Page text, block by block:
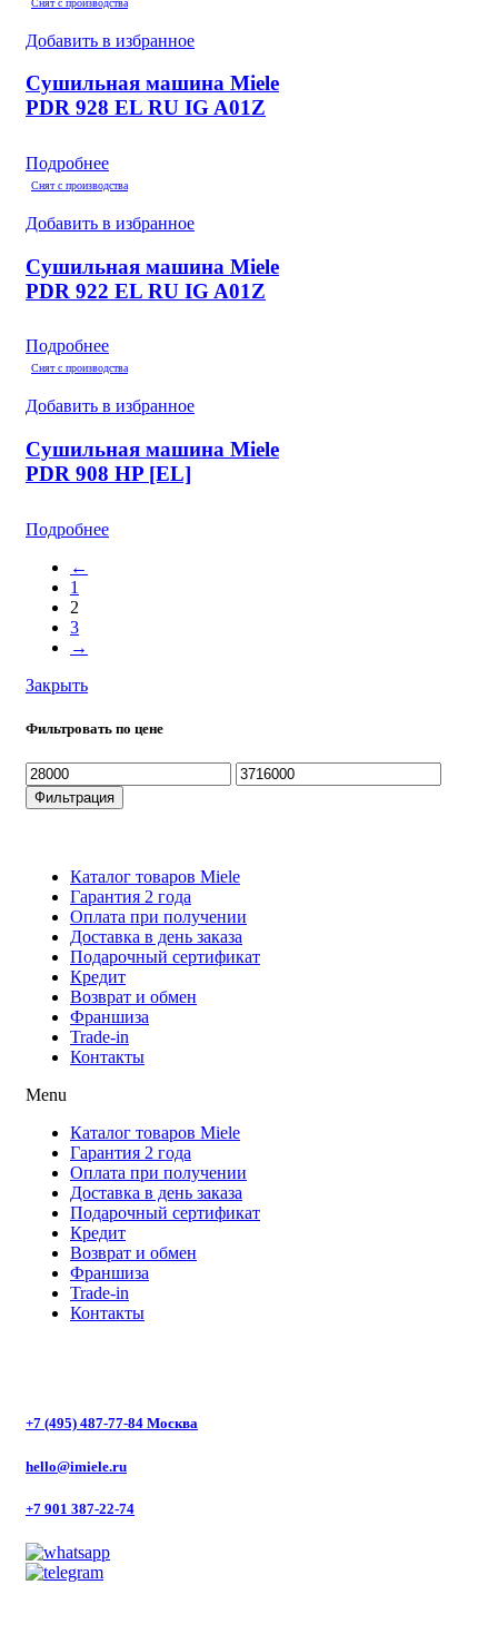
Закрыть
Фильтровать по цене
Минимальная
цена
Максимальная
цена
Фильтрация
Добавить в избранное
Сушильная машина Miele
PDR 928 EL RU IG A01Z
Подробнее
Снят с производства
Добавить в избранное
Сушильная машина Miele
PDR 922 EL RU IG A01Z
Подробнее
Снят с производства
Добавить в избранное
Сушильная машина Miele
PDR 908 HP [EL]
Подробнее
←
1
2
3
→
Каталог товаров Miele
Гарантия 2 года
Оплата при получении
Доставка в день заказа
Подарочный сертификат
Кредит
Возврат и обмен
Франшиза
Trade-in
Контакты
Menu
Каталог товаров Miele
Гарантия 2 года
Оплата при получении
Доставка в день заказа
Подарочный сертификат
Кредит
Возврат и обмен
Франшиза
Trade-in
Контакты
+7 (495) 487-77-84 Москва
hello@imiele.ru
+7 901 387-22-74